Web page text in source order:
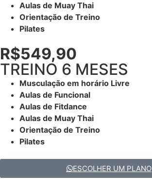
Aulas de Muay Thai
Orientação de Treino
Pilates
R$549,90
TREINO 6 MESES
Musculação em horário Livre
Aulas de Funcional
Aulas de Fitdance
Aulas de Muay Thai
Orientação de Treino
Pilates
ESCOLHER UM PLANO